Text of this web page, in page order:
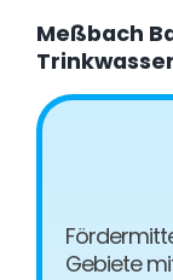
Meßbach
Gebiete